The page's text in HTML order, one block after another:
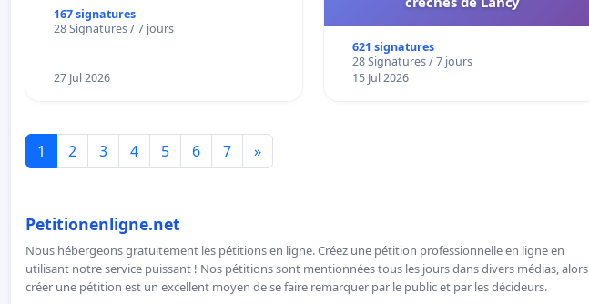
167 signatures
28 Signatures / 7 jours
27 Jul 2026
621 signatures
28 Signatures / 7 jours
15 Jul 2026
1 2 3 4 5 6 7 »
Petitionenligne.net
Nous hébergeons gratuitement les pétitions en ligne. Créez une pétition professionnelle en ligne en
utilisant notre service puissant ! Nos pétitions sont mentionnées tous les jours dans divers médias, alors
créer une pétition est un excellent moyen de se faire remarquer par le public et par les décideurs.